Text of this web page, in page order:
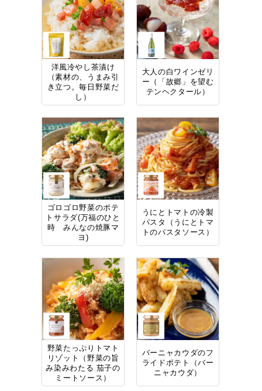
洋風冷やし茶漬け
（素材の、うまみ引
き立つ。毎日野菜だ
し）
大人の白ワインゼリ
ー（「故郷」を望む
テンヘクタール）
ゴロゴロ野菜のポテ
トサラダ(万福のひと
時 みんなの焼豚マ
ヨ)
うにとトマトの冷製
パスタ（うにとトマ
トのパスタソース）
野菜たっぷりトマト
リゾット（野菜の旨
み染みわたる 茄子の
ミートソース）
バーニャカウダのフ
ライドポテト（バー
ニャカウダ）